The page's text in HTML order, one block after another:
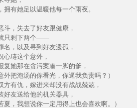
有她足以温暖他每一个雨夜。
，失去了好友跟健康，
只剩下两个——
，以及寻到好友遗孤，
琏这个意外，
她那在贪污案凑一脚的爹，
把泡汤的你看光，你逼我负责吗？）
有仇，嫁进来却没有战战兢兢，
友送给他的机关器具，
，我想说你一定用得上也会喜欢啊。）